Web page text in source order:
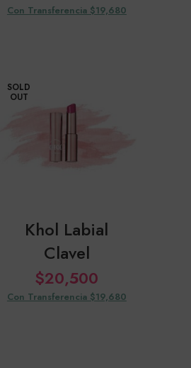
Con Transferencia $19,680
SOLD
OUT
Khol Labial
Clavel
$20,500
Con Transferencia $19,680